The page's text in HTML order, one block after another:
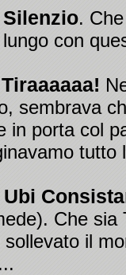
Silenzio.
con
Tiraaaaaa!
sembrava
in porta col
tutto
Ubi
Che sia
sollevato il